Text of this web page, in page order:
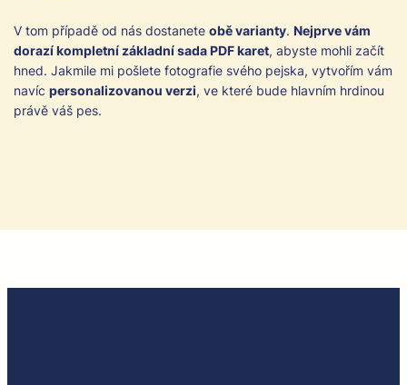
V tom pří­padě od nás dostanete obě vari­anty. Nejprve vám
dorazí kom­plet­ní zák­lad­ní sada PDF karet, abyste mohli začít
hned. Jak­mile mi pošlete fotografie svého pejs­ka, vytvořím vám
navíc per­son­al­i­zo­vanou verzi, ve které bude hlavním hrdi­nou
právě váš pes.